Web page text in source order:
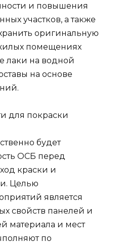
и повышения
участков, а также
оригинальную
помещениях
лаки на водной
на основе
для покраски
будет
ОСБ перед
краски и
Целью
является
свойств панелей и
материала и мест
по